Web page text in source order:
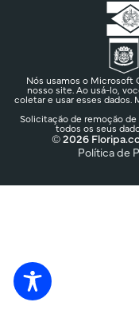
Nós usamos o Microsoft
nosso site. Ao usá-lo,
coletar e usar esses dados.
Solicitação de remoção
todos os seus
© 2026
Política de